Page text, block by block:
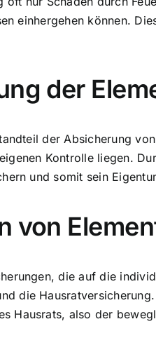
einhergehen können.
der
der Absicherung
Kontrolle liegen.
und somit sein
von
die auf die
die
Hausrats, also der